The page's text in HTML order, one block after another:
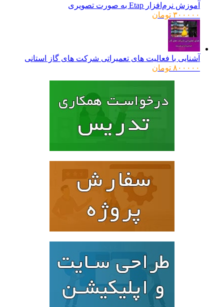
آموزش نرم‌افزار Etap به صورت تصویری
۳۰۰۰۰۰ تومان
آشنایی با فعالیت های تعمیراتی شرکت های گاز استانی
۸۰۰۰۰۰ تومان